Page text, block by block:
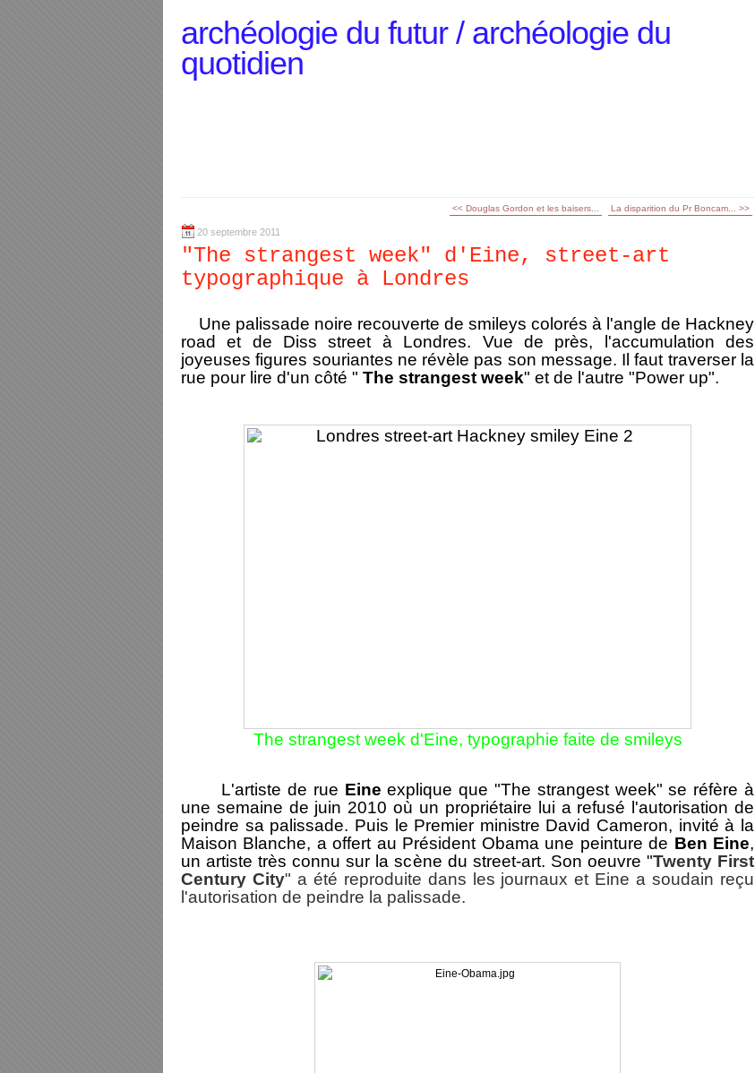
archéologie du futur / archéologie du
quotidien
<< Douglas Gordon et les baisers... La disparition du Pr Boncam... >>
20 septembre 2011
"The strangest week" d'Eine, street-art
typographique à Londres
Une palissade noire recouverte de smileys colorés à l'angle de Hackney
road et de Diss street à Londres. Vue de près, l'accumulation des
joyeuses figures souriantes ne révèle pas son message. Il faut traverser la
rue pour lire d'un côté " The strangest week" et de l'autre "Power up".
The strangest week d'Eine, typographie faite de smileys
L'artiste de rue Eine explique que "The strangest week" se réfère à
une semaine de juin 2010 où un propriétaire lui a refusé l'autorisation de
peindre sa palissade. Puis le Premier ministre David Cameron, invité à la
Maison Blanche, a offert au Président Obama une peinture de Ben Eine,
un artiste très connu sur la scène du street-art. Son oeuvre "Twenty First
Century City" a été reproduite dans les journaux et Eine a soudain reçu
l'autorisation de peindre la palissade.